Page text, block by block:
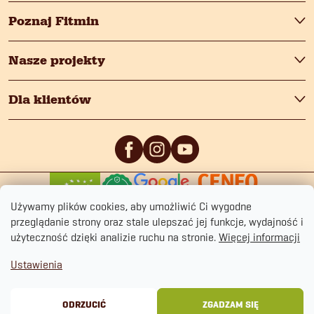
Używamy plików cookies, aby umożliwić Ci wygodne
przeglądanie strony oraz stale ulepszać jej funkcje, wydajność i
użyteczność dzięki analizie ruchu na stronie. Więcej informacji
Ustawienia
ODRZUCIĆ ZGADZAM SIĘ
Poznaj Fitmin
Nasze projekty
Dla klientów
Regulamin sklepuCookies
Copyright 2026